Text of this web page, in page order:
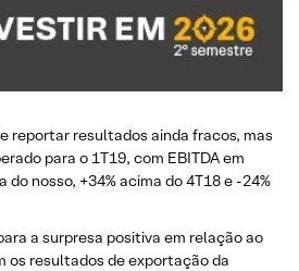
reportar resultados ainda fracos, mas
para o 1T19, com EBITDA em
do nosso, +34% acima do 4T18 e -24%
a surpresa positiva em relação ao
os resultados de exportação da